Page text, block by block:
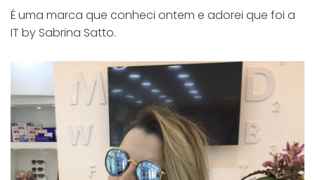
É uma marca que conheci ontem e adorei que foi a
IT by Sabrina Satto.